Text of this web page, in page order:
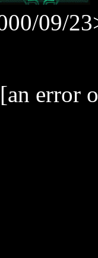
09/
[an error